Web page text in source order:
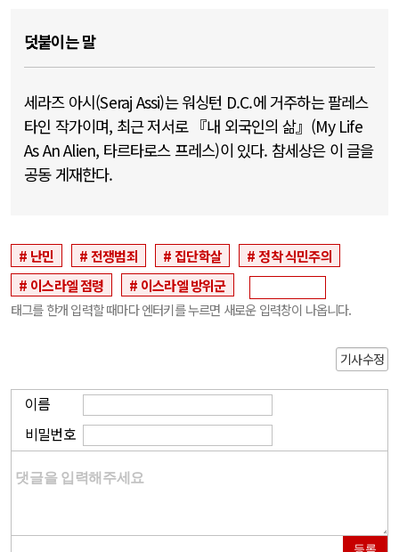
덧붙이는 말
세라즈 아시(Seraj Assi)는 워싱턴 D.C.에 거주하는 팔레스
타인 작가이며, 최근 저서로 『내 외국인의 삶』(My Life
As An Alien, 타르타로스 프레스)이 있다. 참세상은 이 글을
공동 게재한다.
난민 전쟁범죄 집단학살
정착 식민주의
이스라엘 점령
이스라엘 방위군
태그를 한개 입력할 때마다 엔터키를 누르면 새로운 입력창이 나옵니다.
기사수정
이름
비밀번호
등록